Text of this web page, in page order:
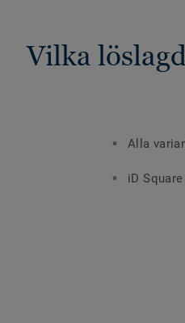
Vilka
Alla
iD